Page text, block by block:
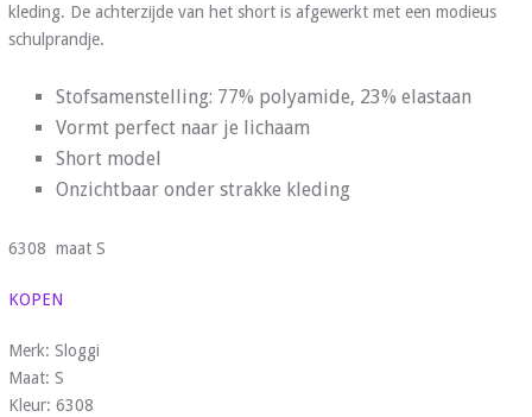
kleding. De achterzijde van het short is afgewerkt met een modieus
schulprandje.
Stofsamenstelling: 77% polyamide, 23% elastaan
Vormt perfect naar je lichaam
Short model
Onzichtbaar onder strakke kleding
6308 maat S
KOPEN
Merk: Sloggi
Maat: S
Kleur: 6308